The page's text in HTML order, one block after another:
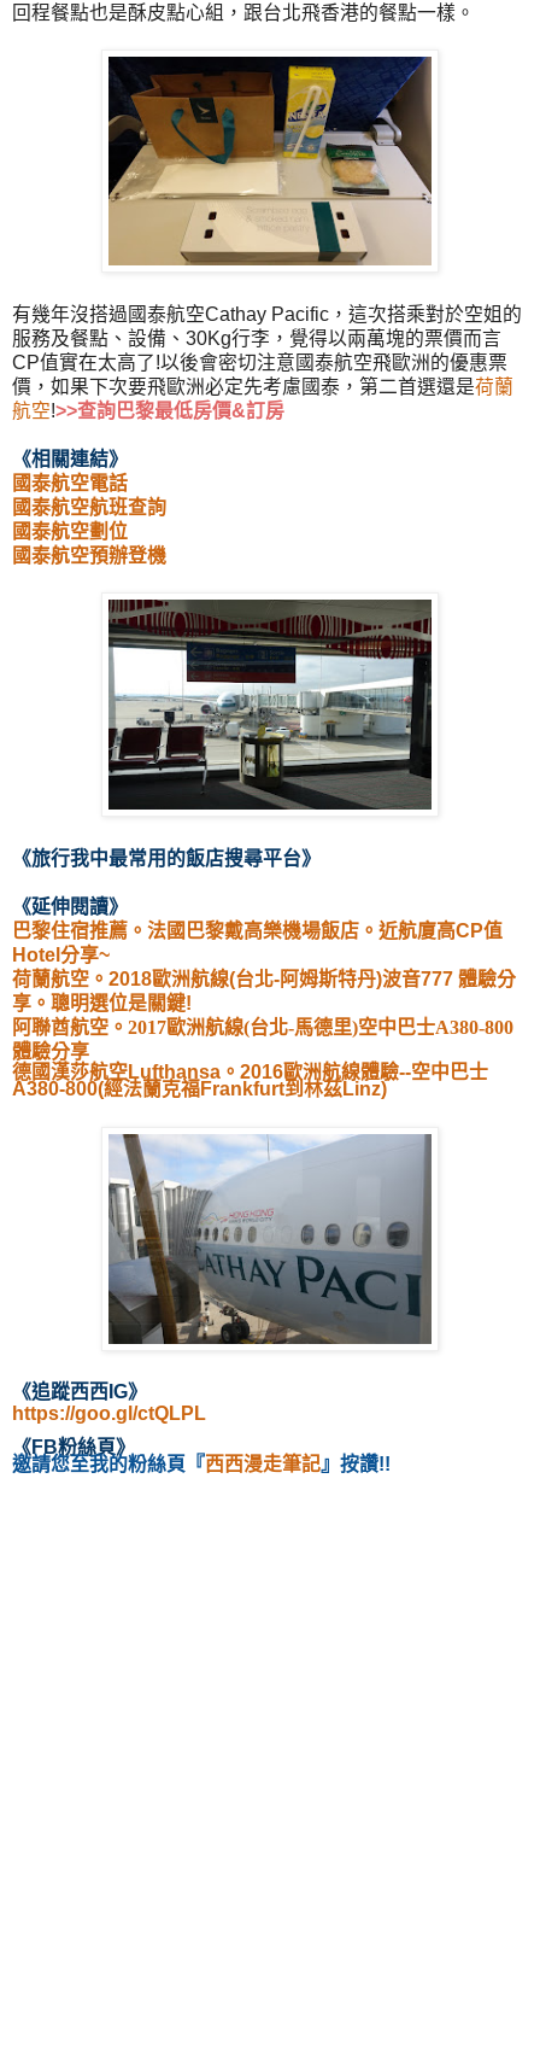
回程餐點也是酥皮點心組，跟台北飛香港的餐點一樣。
有幾年沒搭過國泰航空Cathay Pacific，這次搭乘對於空姐的
服務及餐點、設備、30Kg行李，覺得以兩萬塊的票價而言
CP值實在太高了!以後會密切注意國泰航空飛歐洲的優惠票
價，如果下次要飛歐洲必定先考慮國泰，第二首選還是荷蘭
航空!>>查詢巴黎最低房價&訂房
《相關連結》
國泰航空電話
國泰航空航班查詢
國泰航空劃位
國泰航空預辦登機
《旅行我中最常用的飯店搜尋平台》
《延伸閱讀》
巴黎住宿推薦。法國巴黎戴高樂機場飯店。近航廈高CP值
Hotel分享~
荷蘭航空。2018歐洲航線(台北-阿姆斯特丹)波音777 體驗分
享。聰明選位是關鍵!
阿聯酋航空。2017歐洲航線(台北-馬德里)空中巴士A380-800
體驗分享
德國漢莎航空Lufthansa。2016歐洲航線體驗--空中巴士
A380-800(經法蘭克福Frankfurt到林茲Linz)
《追蹤西西IG》
https://goo.gl/ctQLPL
《FB粉絲頁》
邀請您至我的粉絲頁
『西西漫走筆記』按讚!!